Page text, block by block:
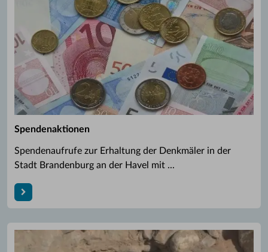
Spendenaktionen
Spendenaufrufe zur Erhaltung der Denkmäler in der
Stadt Brandenburg an der Havel mit ...